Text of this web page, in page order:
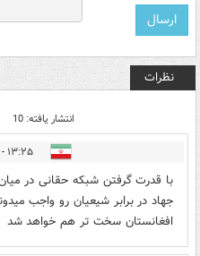
نظرات
انتشار یافته: 10
۱۳:۲۵ - ۱۴۰۰/۰۷/۲۳
با قدرت گرفتن شبکه حقانی در
جهاد در برابر شیعیان رو واجب
افغانستان سخت تر هم خواهد شد